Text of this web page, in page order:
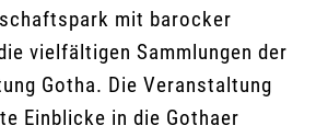
mit barocker
vielfältigen Sammlungen der
Gotha. Die Veranstaltung
Einblicke in die Gothaer